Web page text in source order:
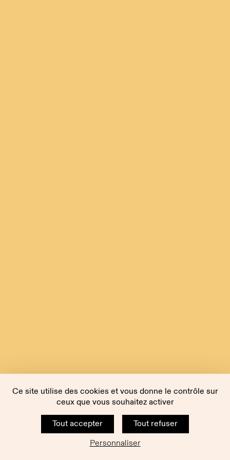
Ce site utilise des cookies et vous donne le contrôle sur
ceux que vous souhaitez activer
Tout accepter
Tout refuser
Personnaliser